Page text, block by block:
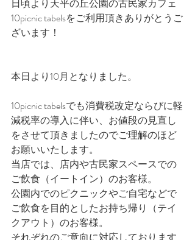
日頃より天平の丘公園の古民家カフェ
10picnic tabelsをご利用頂きありがとうご
ざいます！
本日より10月となりました。
10picnic tabelsでも消費税改定ならびに軽
減税率の導入に伴い、お値段の見直し
をさせて頂きましたのでご理解のほど
お願いいたします。
当店では、店内や古民家スペースでの
ご飲食（イートイン）のお客様。
公園内でのピクニックやご自宅などで
ご飲食を目的としたお持ち帰り（テイ
クアウト）のお客様。